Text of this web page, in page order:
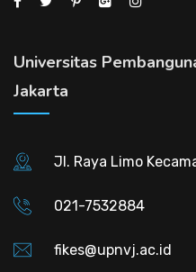
Universitas
Jakarta
Jl. Raya Limo
021-7532884
fikes@upnvj.ac.id